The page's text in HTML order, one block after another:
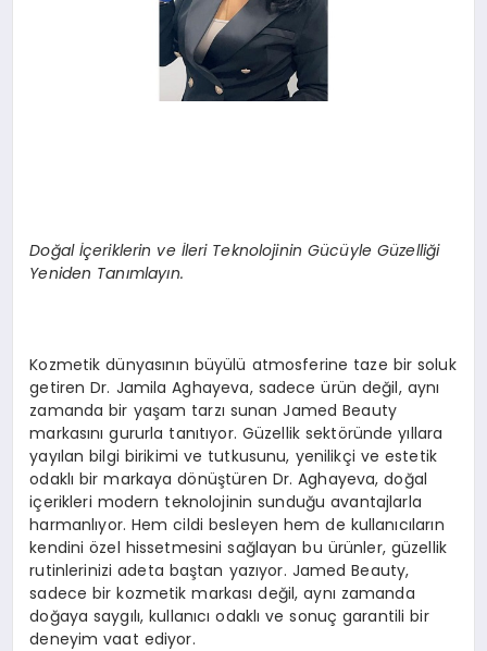
Doğal İçeriklerin ve İleri Teknolojinin Gücüyle Güzelliği
Yeniden Tanımlayın.
Kozmetik dünyasının büyülü atmosferine taze bir soluk
getiren Dr. Jamila Aghayeva, sadece ürün değil, aynı
zamanda bir yaşam tarzı sunan Jamed Beauty
markasını gururla tanıtıyor. Güzellik sektöründe yıllara
yayılan bilgi birikimi ve tutkusunu, yenilikçi ve estetik
odaklı bir markaya dönüştüren Dr. Aghayeva, doğal
içerikleri modern teknolojinin sunduğu avantajlarla
harmanlıyor. Hem cildi besleyen hem de kullanıcıların
kendini özel hissetmesini sağlayan bu ürünler, güzellik
rutinlerinizi adeta baştan yazıyor. Jamed Beauty,
sadece bir kozmetik markası değil, aynı zamanda
doğaya saygılı, kullanıcı odaklı ve sonuç garantili bir
deneyim vaat ediyor.